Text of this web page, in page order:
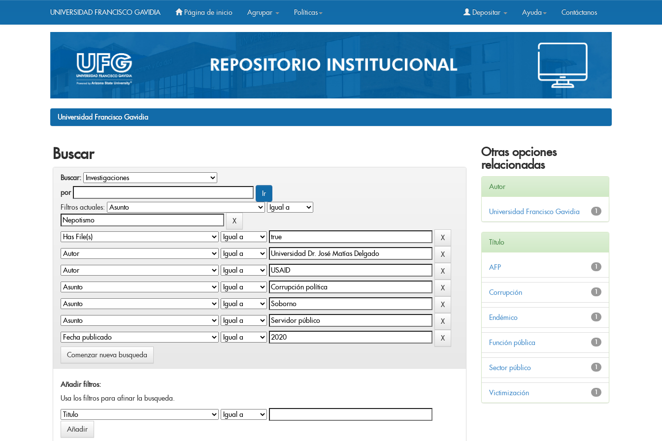
UNIVERSIDAD FRANCISCO GAVIDIA Página de inicio Agrupar Políticas Depositar Ayuda Contáctanos
Universidad Francisco Gavidia
Buscar
Buscar:
por
Filtros actuales:
Comenzar nueva busqueda
Añadir filtros:
Usa los filtros para afinar la busqueda.
Otras opciones
relacionadas
Autor
1
Universidad Francisco Gavidia
Título
1
AFP
1
Corrupción
1
Endémico
1
Función pública
1
Sector público
1
Victimización